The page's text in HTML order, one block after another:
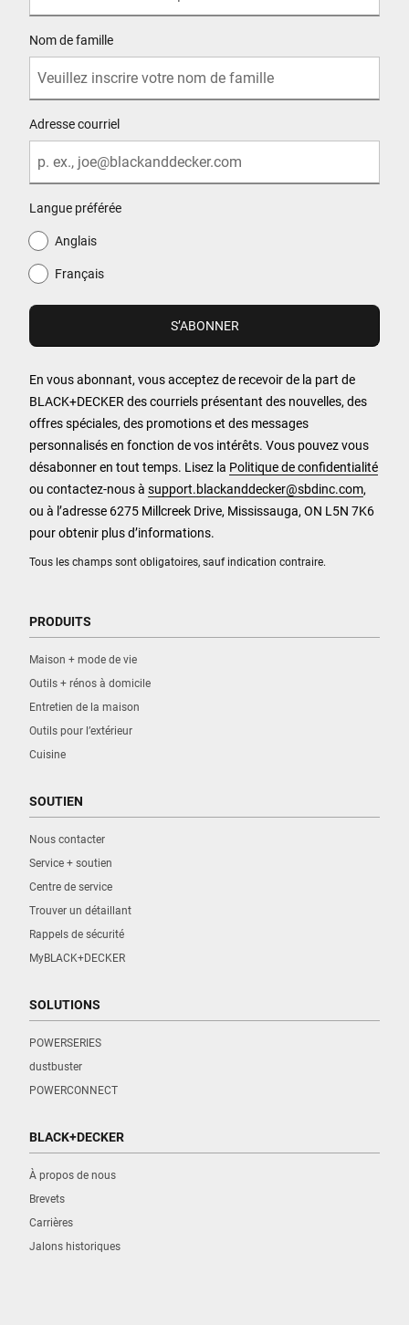
Tous les champs sont obligatoires, sauf indication contraire.
Nom de famille
Adresse courriel
Langue préférée
Anglais
Français
En vous abonnant, vous acceptez de recevoir de la part de
BLACK+DECKER des courriels présentant des nouvelles, des
offres spéciales, des promotions et des messages
personnalisés en fonction de vos intérêts. Vous pouvez vous
désabonner en tout temps. Lisez la Politique de confidentialité
ou contactez-nous à support.blackanddecker@sbdinc.com,
ou à l’adresse 6275 Millcreek Drive, Mississauga, ON L5N 7K6
pour obtenir plus d’informations.
PRODUITS
Maison + mode de vie
Outils + rénos à domicile
Entretien de la maison
Outils pour l’extérieur
Cuisine
SOUTIEN
Nous contacter
Service + soutien
Centre de service
Trouver un détaillant
Rappels de sécurité
MyBLACK+DECKER
SOLUTIONS
POWERSERIES
dustbuster
POWERCONNECT
BLACK+DECKER
À propos de nous
Brevets
Carrières
Jalons historiques